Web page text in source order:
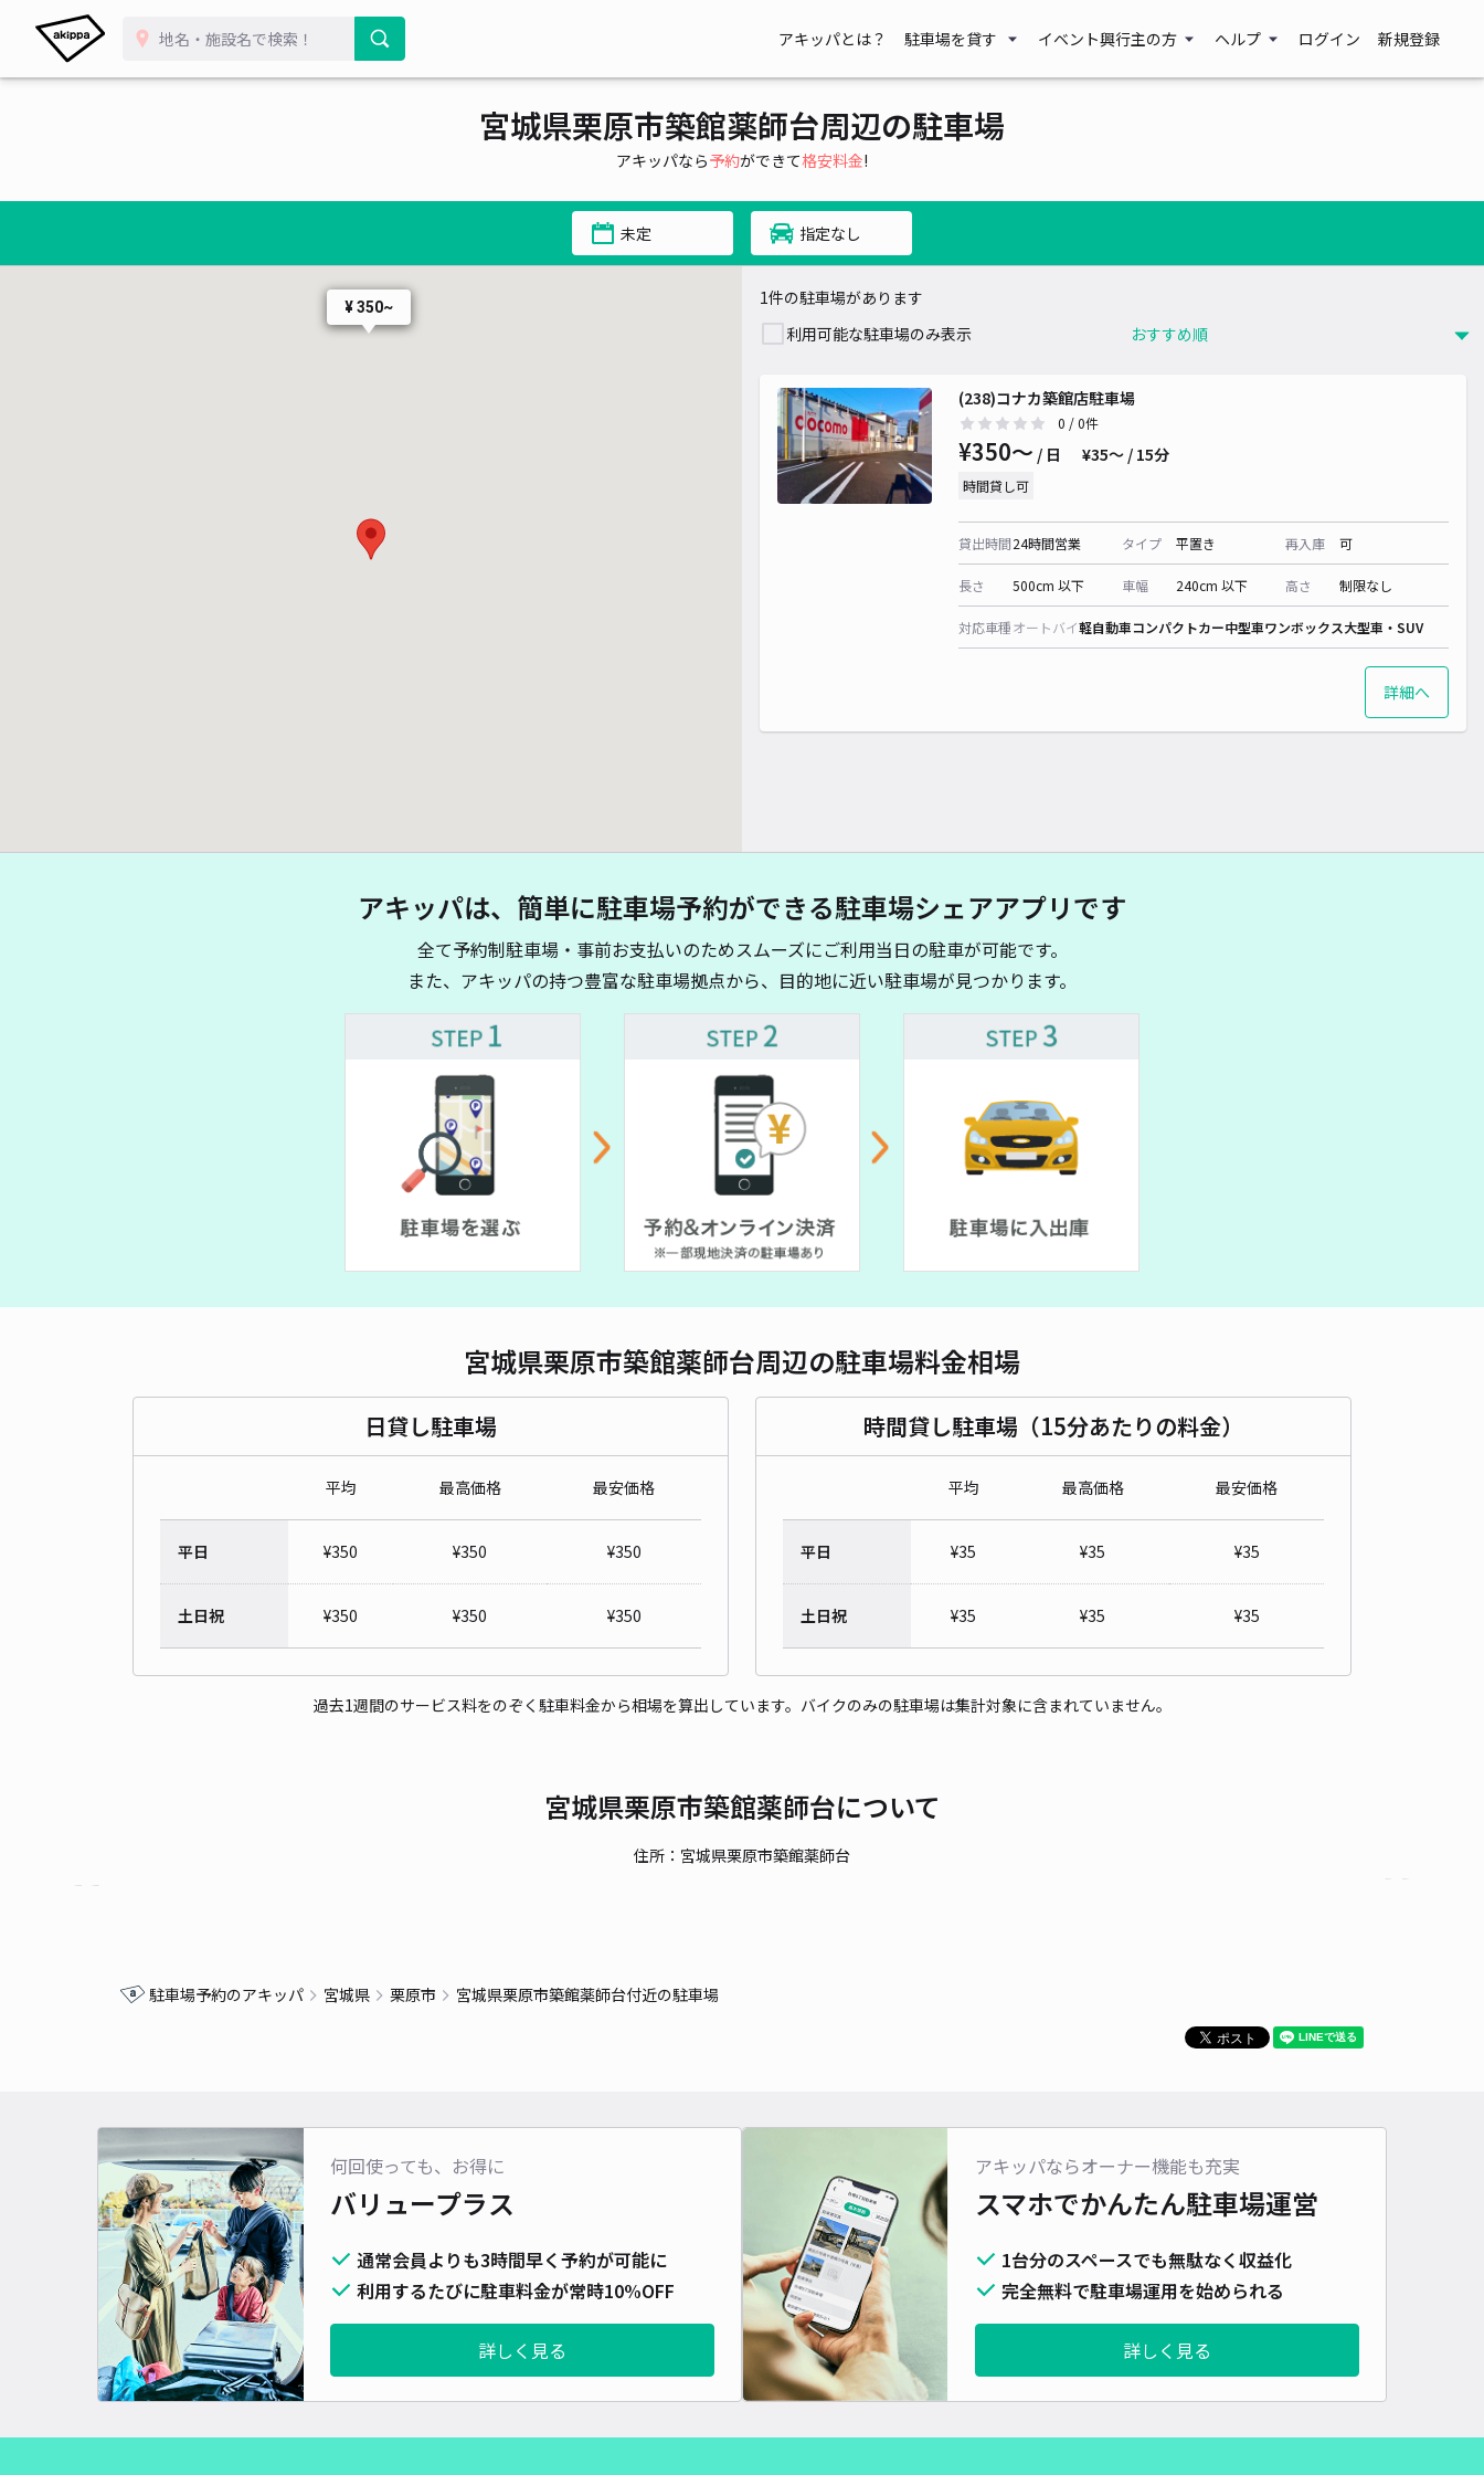
アキッパとは？ 駐車場を貸す イベント興行主の方 ヘルプ ログイン 新規登録
宮城県栗原市築館薬師台周辺の駐車場
アキッパなら予約ができて格安料金!
未定 指定なし
¥ 350~
1件の駐車場があります
利用可能な駐車場のみ表示
(238)コナカ築館店駐車場
0 / 0件
¥350〜 / 日 ¥35〜 / 15分
時間貸し可
貸出時間24時間営業 タイプ 平置き 再入庫 可
長さ 500cm 以下 車幅 240cm 以下 高さ 制限なし
対応車種オートバイ軽自動車コンパクトカー中型車ワンボックス大型車・SUV
詳細へ
アキッパは、簡単に駐車場予約ができる駐車場シェアアプリです
全て予約制駐車場・事前お支払いのためスムーズにご利用当日の駐車が可能です。
また、アキッパの持つ豊富な駐車場拠点から、目的地に近い駐車場が見つかります。
宮城県栗原市築館薬師台周辺の駐車場料金相場
日貸し駐車場
平均 最高価格 最安価格
平日 ¥350 ¥350 ¥350
土日祝 ¥350 ¥350 ¥350
時間貸し駐車場（15分あたりの料金）
平均 最高価格 最安価格
平日 ¥35 ¥35 ¥35
土日祝 ¥35 ¥35 ¥35
過去1週間のサービス料をのぞく駐車料金から相場を算出しています。バイクのみの駐車場は集計対象に含まれていません。
宮城県栗原市築館薬師台について
住所：宮城県栗原市築館薬師台
駐車場予約のアキッパ 宮城県 栗原市 宮城県栗原市築館薬師台付近の駐車場
何回使っても、お得に
バリュープラス
通常会員よりも3時間早く予約が可能に
利用するたびに駐車料金が常時10%OFF
詳しく見る
アキッパならオーナー機能も充実
スマホでかんたん駐車場運営
1台分のスペースでも無駄なく収益化
完全無料で駐車場運用を始められる
詳しく見る